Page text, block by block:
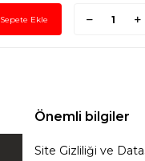
Sepete Ekle
Önemli bilgiler
Site Gizliliği ve